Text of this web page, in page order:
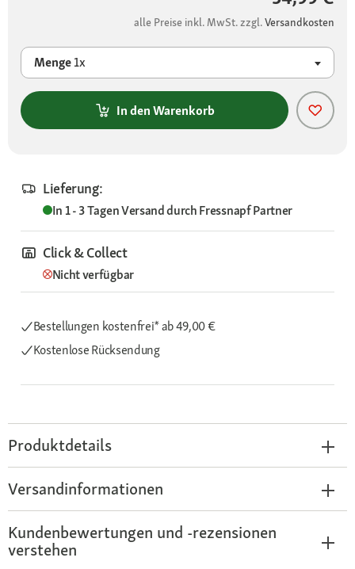
alle Preise inkl. MwSt. zzgl.Versandkosten
Menge1x
In den Warenkorb
Lieferung:
In 1 - 3 TagenVersand durchFressnapf Partner
Click & Collect
Nicht verfügbar
Bestellungen kostenfrei*ab 49,00 €
Kostenlose Rücksendung
Produktdetails
Versandinformationen
Kundenbewertungen und -rezensionen
verstehen